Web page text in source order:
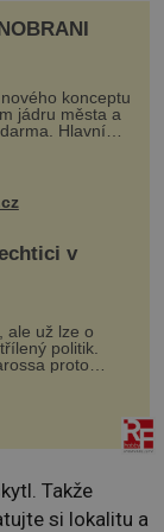
konceptu
jádru města a
Hlavní
na Karlově a
pes...
v
ale už lze o
politik.
proto
Jindřicha
stal
sporu m...
Takže
si lokalitu a